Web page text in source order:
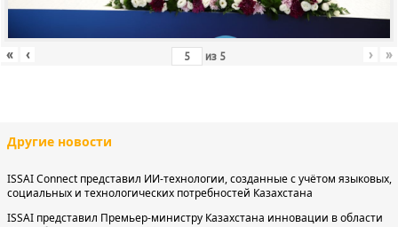
« ‹ из 5 › »
Другие новости
ISSAI Connect представил ИИ-технологии, созданные с учётом языковых,
социальных и технологических потребностей Казахстана
ISSAI представил Премьер-министру Казахстана инновации в области